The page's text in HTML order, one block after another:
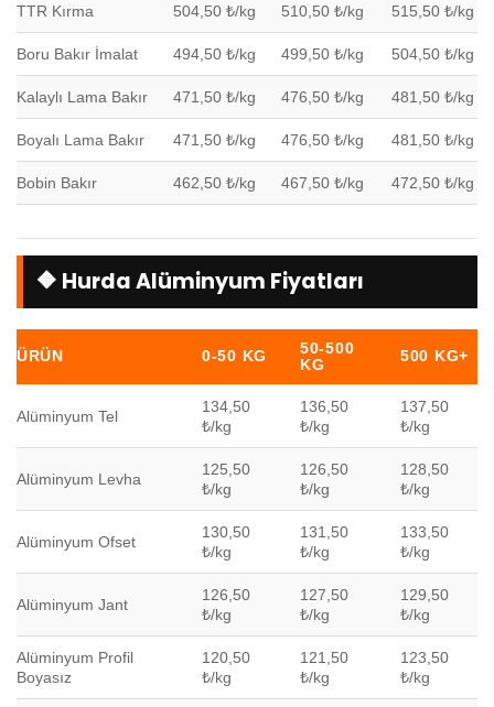
TTR Kırma 504,50 ₺/kg 510,50 ₺/kg 515,50 ₺/kg
Boru Bakır İmalat 494,50 ₺/kg 499,50 ₺/kg 504,50 ₺/kg
Kalaylı Lama Bakır 471,50 ₺/kg 476,50 ₺/kg 481,50 ₺/kg
Boyalı Lama Bakır 471,50 ₺/kg 476,50 ₺/kg 481,50 ₺/kg
Bobin Bakır 462,50 ₺/kg 467,50 ₺/kg 472,50 ₺/kg
🔶 Hurda Alüminyum Fiyatları
ÜRÜN 0-50 KG
50-500
KG
500 KG+
Alüminyum Tel
134,50
₺/kg
136,50
₺/kg
137,50
₺/kg
Alüminyum Levha
125,50
₺/kg
126,50
₺/kg
128,50
₺/kg
Alüminyum Ofset
130,50
₺/kg
131,50
₺/kg
133,50
₺/kg
Alüminyum Jant
126,50
₺/kg
127,50
₺/kg
129,50
₺/kg
Alüminyum Profil
Boyasız
120,50
₺/kg
121,50
₺/kg
123,50
₺/kg